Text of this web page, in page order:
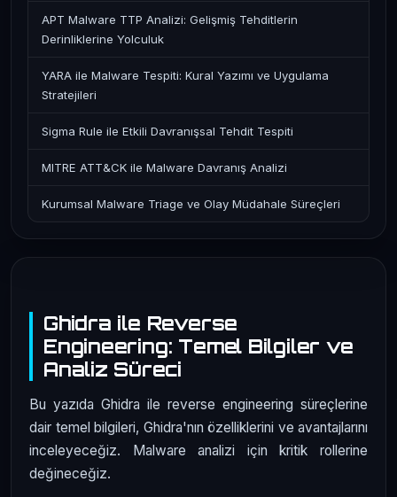
Ghidra ile Reverse
Engineering: Temel Bilgiler ve
Analiz Süreci
Bu yazıda Ghidra ile reverse engineering süreçlerine
dair temel bilgileri, Ghidra'nın özelliklerini ve avantajlarını
inceleyeceğiz. Malware analizi için kritik rollerine
değineceğiz.
APT Malware TTP Analizi: Gelişmiş Tehditlerin
Derinliklerine Yolculuk
YARA ile Malware Tespiti: Kural Yazımı ve Uygulama
Stratejileri
Sigma Rule ile Etkili Davranışsal Tehdit Tespiti
MITRE ATT&CK ile Malware Davranış Analizi
Kurumsal Malware Triage ve Olay Müdahale Süreçleri